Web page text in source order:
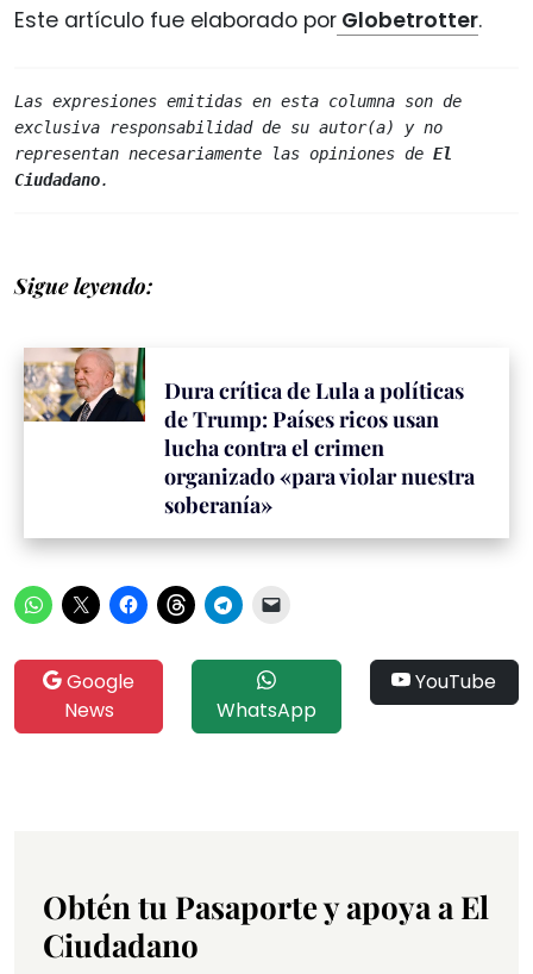
Este artículo fue elaborado por Globetrotter.
Las expresiones emitidas en esta columna son de
exclusiva responsabilidad de su autor(a) y no
representan necesariamente las opiniones de El
Ciudadano.
Sigue leyendo:
Dura crítica de Lula a políticas
de Trump: Países ricos usan
lucha contra el crimen
organizado «para violar nuestra
soberanía»
Google
News
WhatsApp
YouTube
Obtén tu Pasaporte y apoya a El
Ciudadano